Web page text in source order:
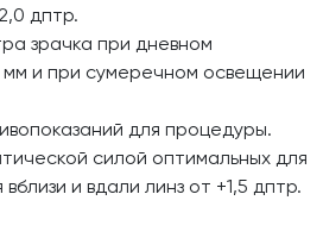
дптр.
зрачка при дневном
и при сумеречном освещении
для процедуры.
силой оптимальных для
и вдали линз от +1,5 дптр.